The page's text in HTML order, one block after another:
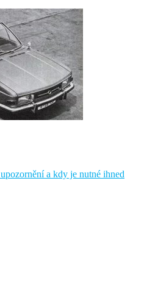
a kdy je nutné ihned